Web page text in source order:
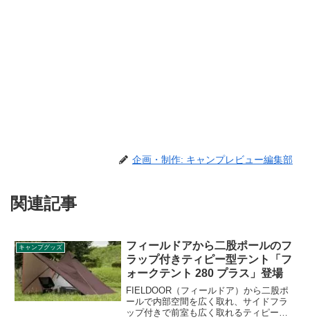
企画・制作: キャンプレビュー編集部
関連記事
キャンプグッズ
フィールドアから二股ポールのフ
ラップ付きティピー型テント「フ
ォークテント 280 プラス」登場
FIELDOOR（フィールドア）から二股ポ
ールで内部空間を広く取れ、サイドフラ
ップ付きで前室も広く取れるティピー型